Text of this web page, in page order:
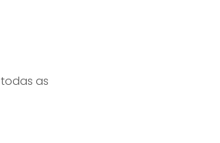
as